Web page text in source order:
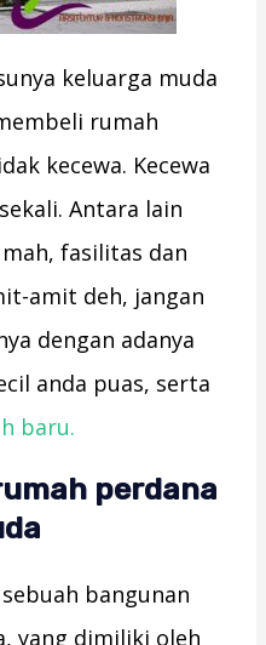
keluarga muda
rumah
kecewa. Kecewa
Antara lain
fasilitas dan
amit deh, jangan
dengan adanya
anda puas, serta
baru.
perdana
bangunan
yang dimiliki oleh